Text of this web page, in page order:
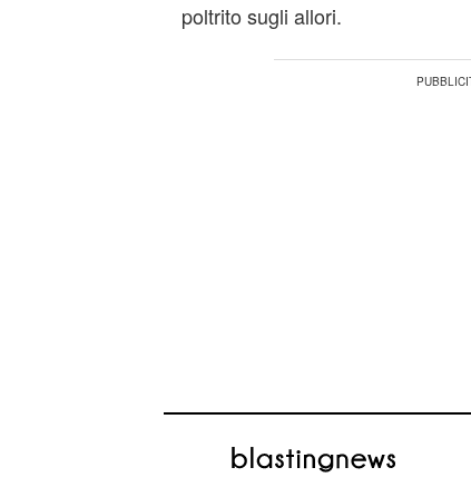
poltrito sugli allori.
Deborah Iurato:il